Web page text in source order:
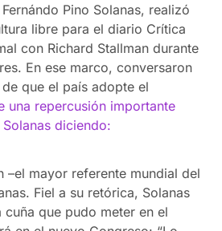
Pino Solanas, realizó
libre para el diario Crítica
con Richard Stallman durante
En ese marco, conversaron
que el país adopte el
una repercusión importante
diciendo:
–el mayor referente mundial del
Fiel a su retórica, Solanas
que pudo meter en el